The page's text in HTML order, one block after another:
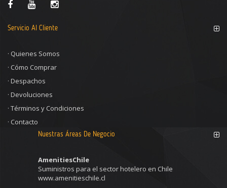
Servicio Al Cliente
· Quienes Somos
· Cómo Comprar
· Despachos
· Devoluciones
· Términos y Condiciones
· Contacto
Nuestras Áreas De Negocio
AmenitiesChile
Suministros para el sector hotelero en Chile
www.amenitieschile.cl